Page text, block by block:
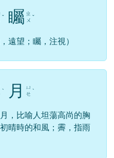
ˇ 矚 ㄓ
ㄨ ˇ
遠望；矚，注視）
ˋ 月
ㄩ
ㄝ ˋ
，比喻人坦蕩高尚的胸
晴時的和風；霽，指雨